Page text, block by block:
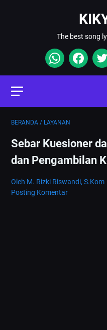
The best song
BERANDA / LAYANAN
Sebar Kuesioner
dan Pengambilan
Oleh M. Rizki Riswandi, S.Kom
Posting Komentar